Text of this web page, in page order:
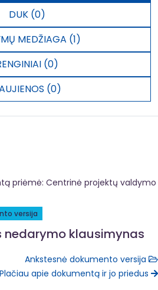
DUK (0)
MEDŽIAGA (1)
(0)
(0)
priėmė: Centrinė projektų valdymo
versija
nedarymo klausimynas
Ankstesnė dokumento versija
Plačiau apie dokumentą ir jo priedus